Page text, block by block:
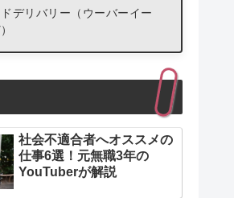
デリバリー（ウーバーイー
社会不適合者へオススメの
仕事6選！元無職3年の
YouTuberが解説